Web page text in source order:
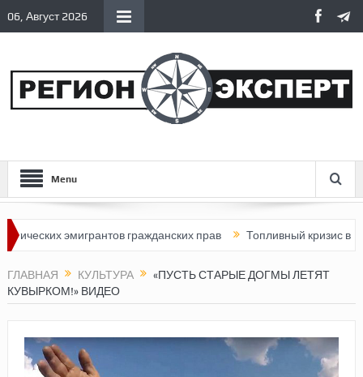
06, Август 2026
Menu
эмигрантов гражданских прав Топливный кризис в России
ГЛАВНАЯ КУЛЬТУРА
«ПУСТЬ СТАРЫЕ ДОГМЫ ЛЕТЯТ
КУВЫРКОМ!» ВИДЕО